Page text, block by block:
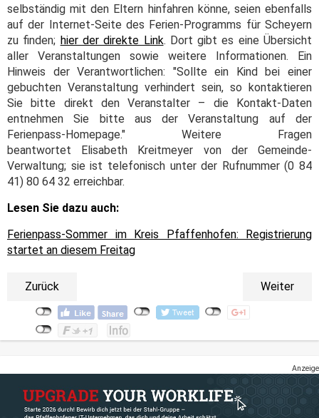
selbständig mit den Eltern hinfahren könne, seien ebenfalls
auf der Internet-Seite des Ferien-Programms für Scheyern
zu finden; hier der direkte Link. Dort gibt es eine Übersicht
aller Veranstaltungen sowie weitere Informationen. Ein
Hinweis der Verantwortlichen: "Sollte ein Kind bei einer
gebuchten Veranstaltung verhindert sein, so kontaktieren
Sie bitte direkt den Veranstalter – die Kontakt-Daten
entnehmen Sie bitte aus der Veranstaltung auf der
Ferienpass-Homepage." Weitere Fragen
beantwortet Elisabeth Kreitmeyer von der Gemeinde-
Verwaltung; sie ist telefonisch unter der Rufnummer (0 84
41) 80 64 32 erreichbar.
Lesen Sie dazu auch:
Ferienpass-Sommer im Kreis Pfaffenhofen: Registrierung
startet an diesem Freitag
Zurück Weiter
Anzeige